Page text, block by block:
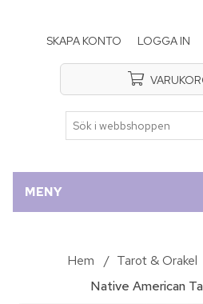
SKAPA KONTO LOGGA IN
MENY
Hem / Tarot & Orakel
Native American